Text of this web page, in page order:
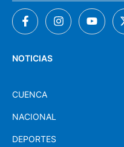
NOTICIAS
CUENCA
NACIONAL
DEPORTES